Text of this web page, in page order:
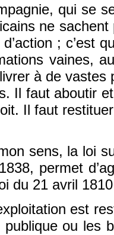
qui se
ne
d’action ; c’est
vaines,
à de vastes
Il faut aboutir
Il faut
sens, la loi
permet
du 21 avril
est
publique ou les